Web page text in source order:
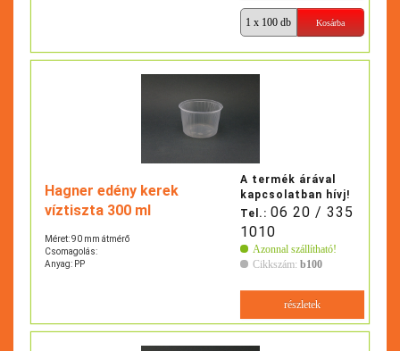
Hagner edény kerek
víztiszta 300 ml
Méret: 90 mm átmérő
Csomagolás:
Anyag: PP
A termék árával
kapcsolatban hívj!
Tel.: 06 20 / 335
1010
Azonnal szállítható!
Cikkszám: b100
részletek